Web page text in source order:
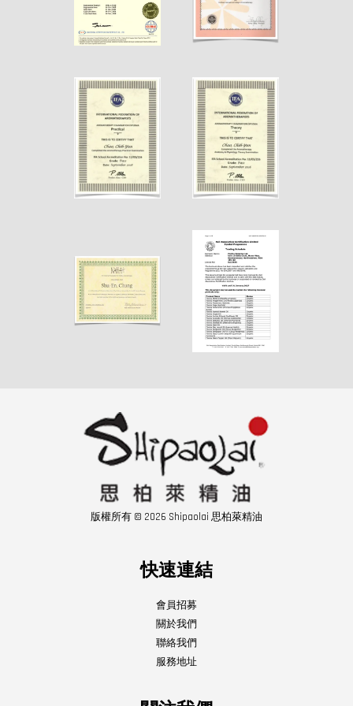
版權所有 © 2026 Shipaolai 思柏萊精油
快速連結
會員招募
關於我們
聯絡我們
服務地址